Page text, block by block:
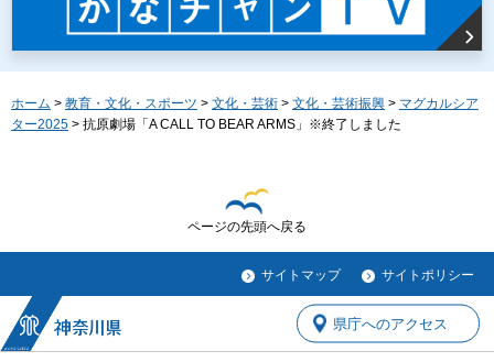
ホーム > 教育・文化・スポーツ > 文化・芸術 > 文化・芸術振興 > マグカルシア
ター2025 > 抗原劇場「A CALL TO BEAR ARMS」※終了しました
ページの先頭へ戻る
サイトマップ サイトポリシー
県庁へのアクセス